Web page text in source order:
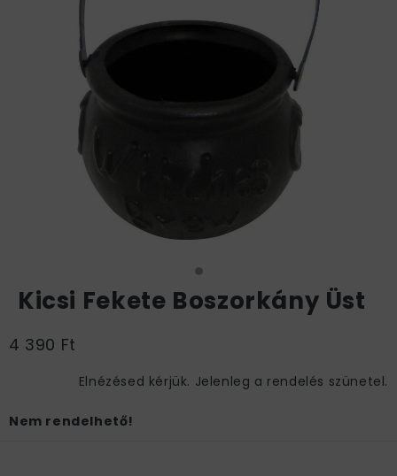
Kicsi Fekete Boszorkány Üst
4 390 Ft
Elnézésed kérjük. Jelenleg a rendelés szünetel.
Nem rendelhető!